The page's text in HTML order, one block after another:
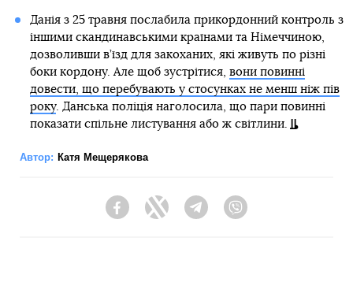
Данія з 25 травня послабила прикордонний контроль з
іншими скандинавськими країнами та Німеччиною,
дозволивши в’їзд для закоханих, які живуть по різні
боки кордону. Але щоб зустрітися, вони повинні
довести, що перебувають у стосунках не менш ніж пів
року. Данська поліція наголосила, що пари повинні
показати спільне листування або ж світлини.
Автор: Катя Мещерякова
FacebookTwitter Telegram